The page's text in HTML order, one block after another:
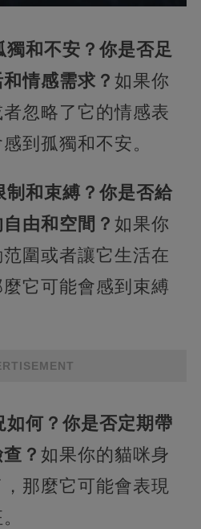
和不安？你是否足
情感需求？ 如果你
忽略了它的情感表
到孤獨和不安。
制和束縛？你是否給
由和空間？ 如果你
圍或者讓它生活在
它可能會感到束縛
何？你是否定期帶
？ 如果你的貓咪身
那麼它可能會表現